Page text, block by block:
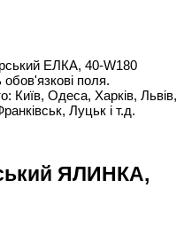
ЕЛКА, 40-W180
обов'язкові поля.
Київ, Одеса, Харків, Львів,
Луцьк і т.д.
ЯЛИНКА,